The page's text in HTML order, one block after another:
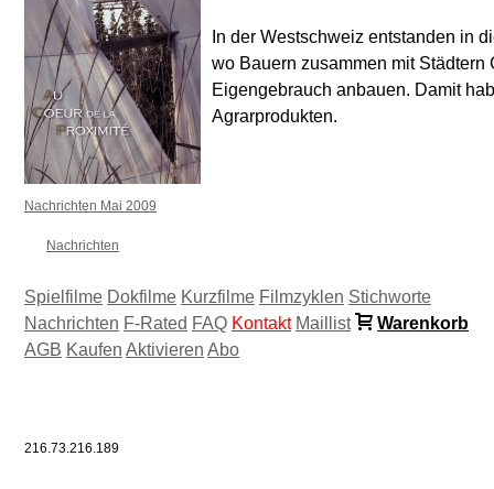
In der Westschweiz entstanden in
wo Bauern zusammen mit Städtern
Eigengebrauch anbauen. Damit
Agrarprodukten.
Nachrichten Mai 2009
Nachrichten
Spielfilme Dokfilme Kurzfilme Filmzyklen Stichworte
Nachrichten F-Rated FAQ Kontakt Maillist
Warenkorb
AGB Kaufen Aktivieren Abo
216.73.216.189